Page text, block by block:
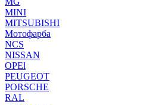
MINI
MITSUBISHI
Мотофарба
NCS
NISSAN
OPEl
PEUGEOT
PORSCHE
RAL